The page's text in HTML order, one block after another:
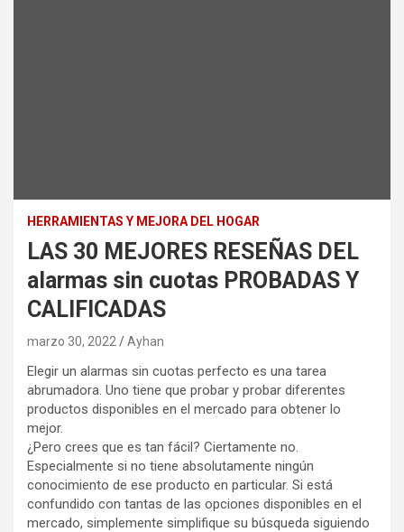
HERRAMIENTAS Y MEJORA DEL HOGAR
LAS 30 MEJORES RESEÑAS DEL
alarmas sin cuotas PROBADAS Y
CALIFICADAS
marzo 30, 2022 Ayhan
Elegir un alarmas sin cuotas perfecto es una tarea
abrumadora. Uno tiene que probar y probar diferentes
productos disponibles en el mercado para obtener lo
mejor.
¿Pero crees que es tan fácil? Ciertamente no.
Especialmente si no tiene absolutamente ningún
conocimiento de ese producto en particular. Si está
confundido con tantas de las opciones disponibles en el
mercado, simplemente simplifique su búsqueda siguiendo